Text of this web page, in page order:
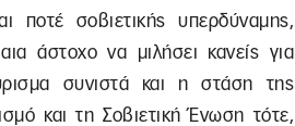
ποτέ σοβιετικής υπερδύναμης,
άστοχο να μιλήσει κανείς για
συνιστά και η στάση της
και τη Σοβιετική Ένωση τότε,